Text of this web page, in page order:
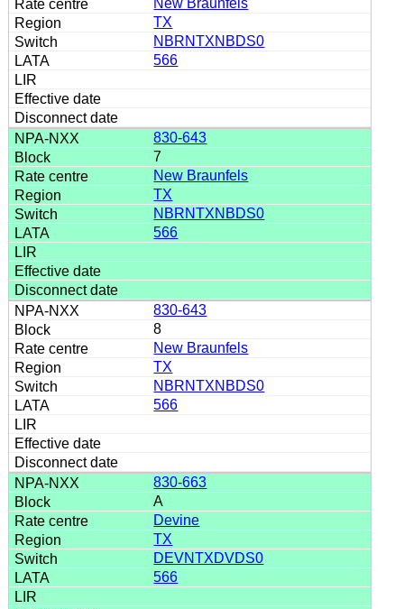
TX
NBRNTXNBDS0
566
830-643
7
New Braunfels
TX
NBRNTXNBDS0
566
830-643
8
New Braunfels
TX
NBRNTXNBDS0
566
830-663
A
Devine
TX
DEVNTXDVDS0
566